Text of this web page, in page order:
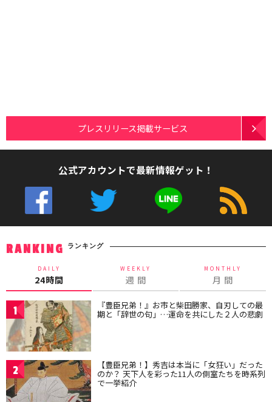
プレスリリース掲載サービス
公式アカウントで最新情報ゲット！
RANKING ランキング
DAILY
24時間
WEEKLY
週 間
MONTHLY
月 間
1 『豊臣兄弟！』お市と柴田勝家、自刃しての最
期と「辞世の句」…運命を共にした２人の悲劇
2 【豊臣兄弟！】秀吉は本当に「女狂い」だった
のか？ 天下人を彩った11人の側室たちを時系列
で一挙紹介